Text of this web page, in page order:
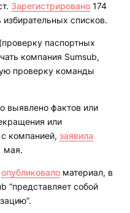
Зарегистрировано 174
списков.
паспортных
компания Sumsub,
проверку команды
выявлено фактов или
или
компанией, заявила
мая.
опубликовало материал, в
“представляет собой